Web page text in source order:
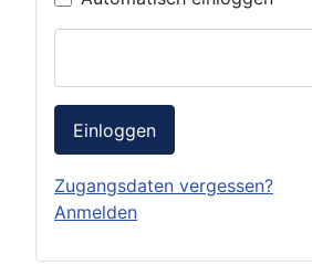
Einloggen
Zugangsdaten vergessen?
Anmelden